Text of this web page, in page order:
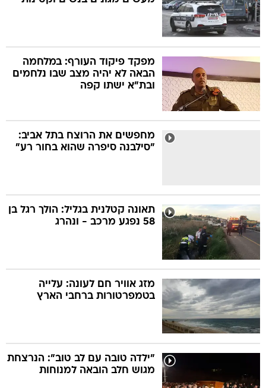
מפקד פיקוד העורף: במלחמה
הבאה לא יהיה מצב שבו נלחמים
ובת"א ישתו קפה
מחפשים את הרוצח בתל אביב:
"סילבנה סיפרה שהוא בחור רע"
תאונה קטלנית בגליל: הולך רגל בן
58 נפגע מרכב - ונהרג
מזג אוויר חם לעונה: עלייה
בטמפרטורות ברחבי הארץ
"ילדה טובה עם לב טוב": הנרצחת
מגוש חלב הובאה למנוחות